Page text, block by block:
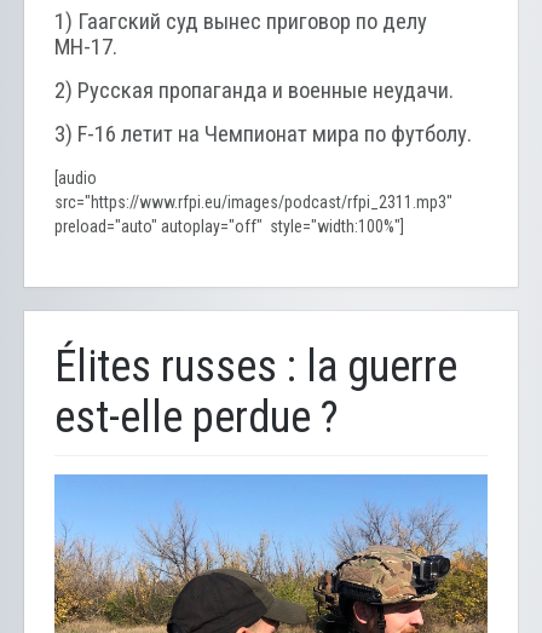
1) Гаагский суд вынес приговор по делу
МН-17.
2) Русская пропаганда и военные неудачи.
3) F-16 летит на Чемпионат мира по футболу.
[audio
src="https://www.rfpi.eu/images/podcast/rfpi_2311.mp3"
preload="auto" autoplay="off" style="width:100%"]
Élites russes : la guerre
est-elle perdue ?